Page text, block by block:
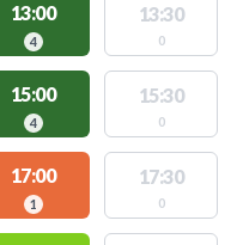
13:00
4
13:30
0
15:00
4
15:30
0
17:00
1
17:30
0